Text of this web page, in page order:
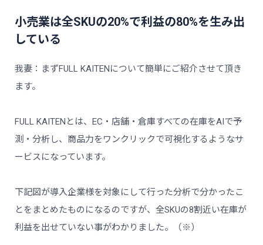
小売業は全SKUの20%で利益の80%を生み出
している
我妻：まずFULL KAITENについて簡単にご紹介させて頂き
ます。
FULL KAITENとは、EC・店舗・倉庫すべての在庫をAIで予
測・分析し、商品力をワンクリックで可視化するようなサ
ービスになっています。
下記図が導入企業様を対象にして行った分析で分かったこ
とをまとめたものになるのですが、全SKUの8割近い在庫が
利益を出せていない事がわかりました。（※）